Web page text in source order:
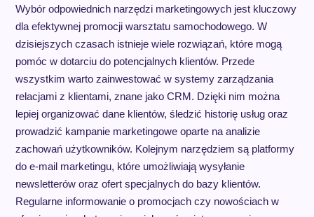
Wybór odpowiednich narzędzi marketingowych jest kluczowy
dla efektywnej promocji warsztatu samochodowego. W
dzisiejszych czasach istnieje wiele rozwiązań, które mogą
pomóc w dotarciu do potencjalnych klientów. Przede
wszystkim warto zainwestować w systemy zarządzania
relacjami z klientami, znane jako CRM. Dzięki nim można
lepiej organizować dane klientów, śledzić historię usług oraz
prowadzić kampanie marketingowe oparte na analizie
zachowań użytkowników. Kolejnym narzędziem są platformy
do e-mail marketingu, które umożliwiają wysyłanie
newsletterów oraz ofert specjalnych do bazy klientów.
Regularne informowanie o promocjach czy nowościach w